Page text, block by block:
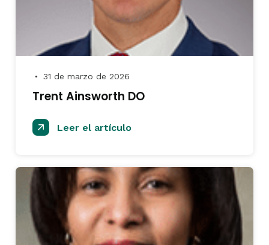
● 31 de marzo de 2026
Trent Ainsworth DO
Leer el artículo